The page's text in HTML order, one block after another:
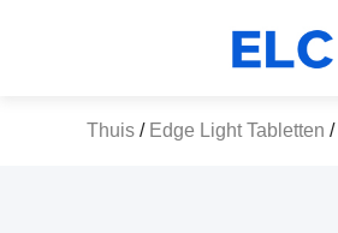
Thuis / Edge Light Tabletten /